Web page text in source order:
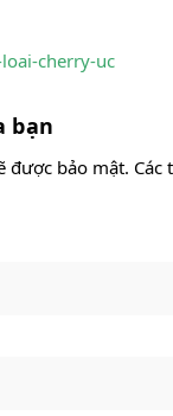
cherry-uc
bạn
được bảo mật.